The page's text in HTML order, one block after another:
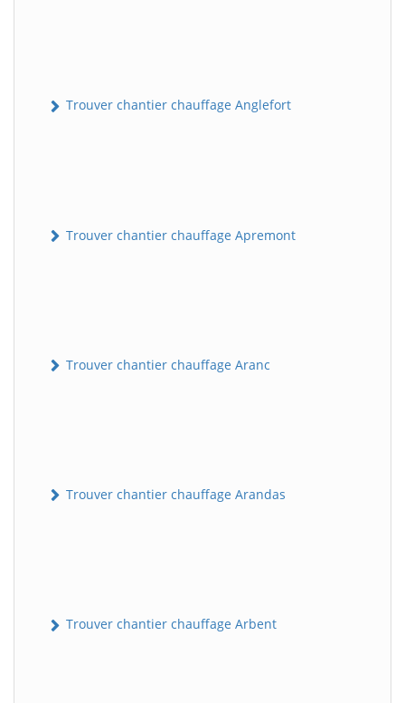
Trouver chantier chauffage Anglefort
Trouver chantier chauffage Apremont
Trouver chantier chauffage Aranc
Trouver chantier chauffage Arandas
Trouver chantier chauffage Arbent